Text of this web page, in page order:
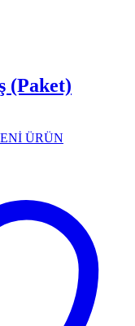
(Paket)
ÜRÜN